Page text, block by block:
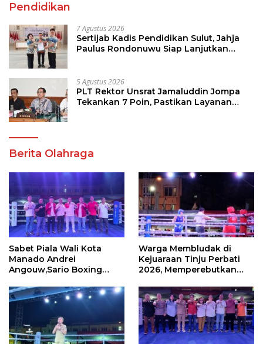
Pendidikan
7 Agustus 2026
Sertijab Kadis Pendidikan Sulut, Jahja
Paulus Rondonuwu Siap Lanjutkan
5 Agustus 2026
PLT Rektor Unsrat Jamaluddin Jompa
Tekankan 7 Poin, Pastikan Layanan
Berita Olahraga
Sabet Piala Wali Kota
Manado Andrei
Angouw,Sario Boxing
Perbati 2026
Warga Membludak di
Kejuaraan Tinju Perbati
2026, Memperebutkan